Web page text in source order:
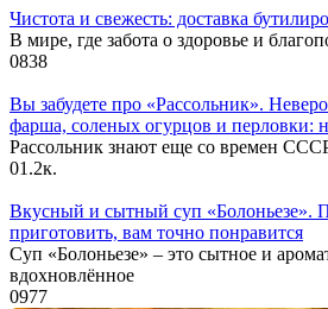
Чистота и свежесть: доставка
В мире, где забота о здоровье и
0838
Вы забудете про «Рассольник».
фарша, соленых огурцов и перловки:
Рассольник знают еще со времен
01.2к.
Вкусный и сытный cуп «Болоньезе».
приготовить, вам точно понравится
Суп «Болоньезе» – это сытное и
вдохновлённое
0977